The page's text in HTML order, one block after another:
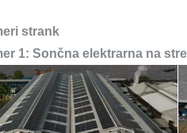
strank
1: Sončna elektrarna na